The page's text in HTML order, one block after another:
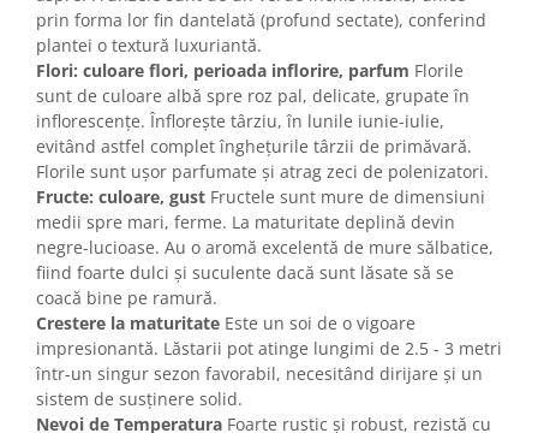
prin forma lor fin dantelată (profund sectate), conferind
plantei o textură luxuriantă.
Flori: culoare flori, perioada inflorire, parfum Florile
sunt de culoare albă spre roz pal, delicate, grupate în
inflorescențe. Înflorește târziu, în lunile iunie-iulie,
evitând astfel complet înghețurile târzii de primăvară.
Florile sunt ușor parfumate și atrag zeci de polenizatori.
Fructe: culoare, gust Fructele sunt mure de dimensiuni
medii spre mari, ferme. La maturitate deplină devin
negre-lucioase. Au o aromă excelentă de mure sălbatice,
fiind foarte dulci și suculente dacă sunt lăsate să se
coacă bine pe ramură.
Crestere la maturitate Este un soi de o vigoare
impresionantă. Lăstarii pot atinge lungimi de 2.5 - 3 metri
într-un singur sezon favorabil, necesitând dirijare și un
sistem de susținere solid.
Nevoi de Temperatura Foarte rustic și robust, rezistă cu